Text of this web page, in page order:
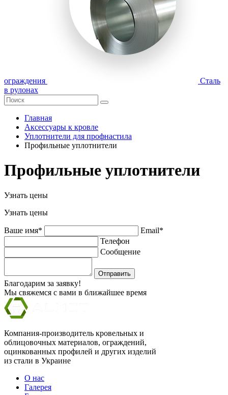
ограждения
Сталь
в рулонах
Главная
Аксессуары к кровле
Уплотнители для профнастила
Профильные уплотнители
Профильные уплотнители
Узнать цены
Узнать цены
Ваше имя*
Email*
Телефон
Сообщение
Отправить
Благодарим за заявку!
Мы свяжемся с вами в ближайшее время
Компания-производитель кровельных и
облицовочных материалов, ограждений,
оцинкованных профилей и других изделий
из стали в Украине
О нас
Галерея